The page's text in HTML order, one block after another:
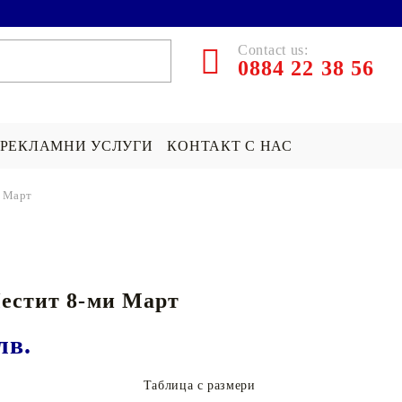
Contact us:
0884 22 38 56
СУИЧЪР ПО ПОРЪЧКА
Star Wars Подаръци
РЕКЛАМНИ УСЛУГИ КОНТАКТ С НАС
Март
8-ми Март
Таблица с размери